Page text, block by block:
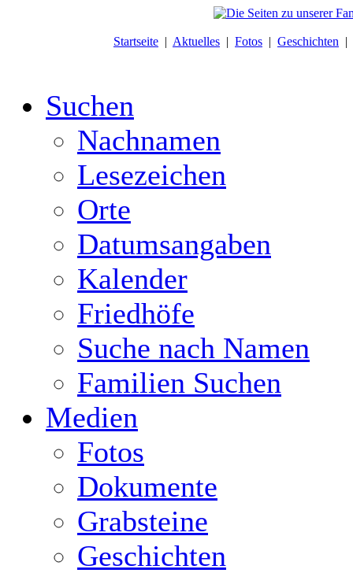
Startseite | Aktuelles | Fotos | Geschichten |
Suchen
Nachnamen
Lesezeichen
Orte
Datumsangaben
Kalender
Friedhöfe
Suche nach Namen
Familien Suchen
Medien
Fotos
Dokumente
Grabsteine
Geschichten